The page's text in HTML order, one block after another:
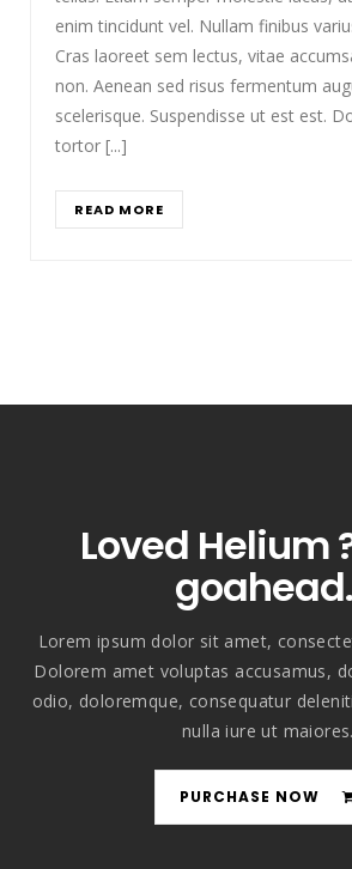
enim tincidunt vel. Nullam finibus
Cras laoreet sem lectus, vitae
non. Aenean sed risus fermentum
scelerisque. Suspendisse ut est est.
tortor [...]
READ MORE
Loved Helium
Lorem ipsum dolor sit amet,
Dolorem amet voluptas accusamus,
odio, doloremque, consequatur
nulla iure ut maiores.
PURCHASE NOW